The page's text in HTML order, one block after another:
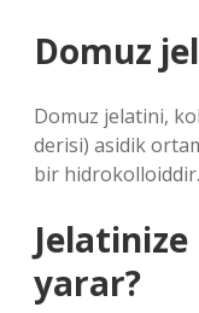
Domuz
Domuz jelatini,
derisi) asidik
bir hidrokolloiddir.
yarar?